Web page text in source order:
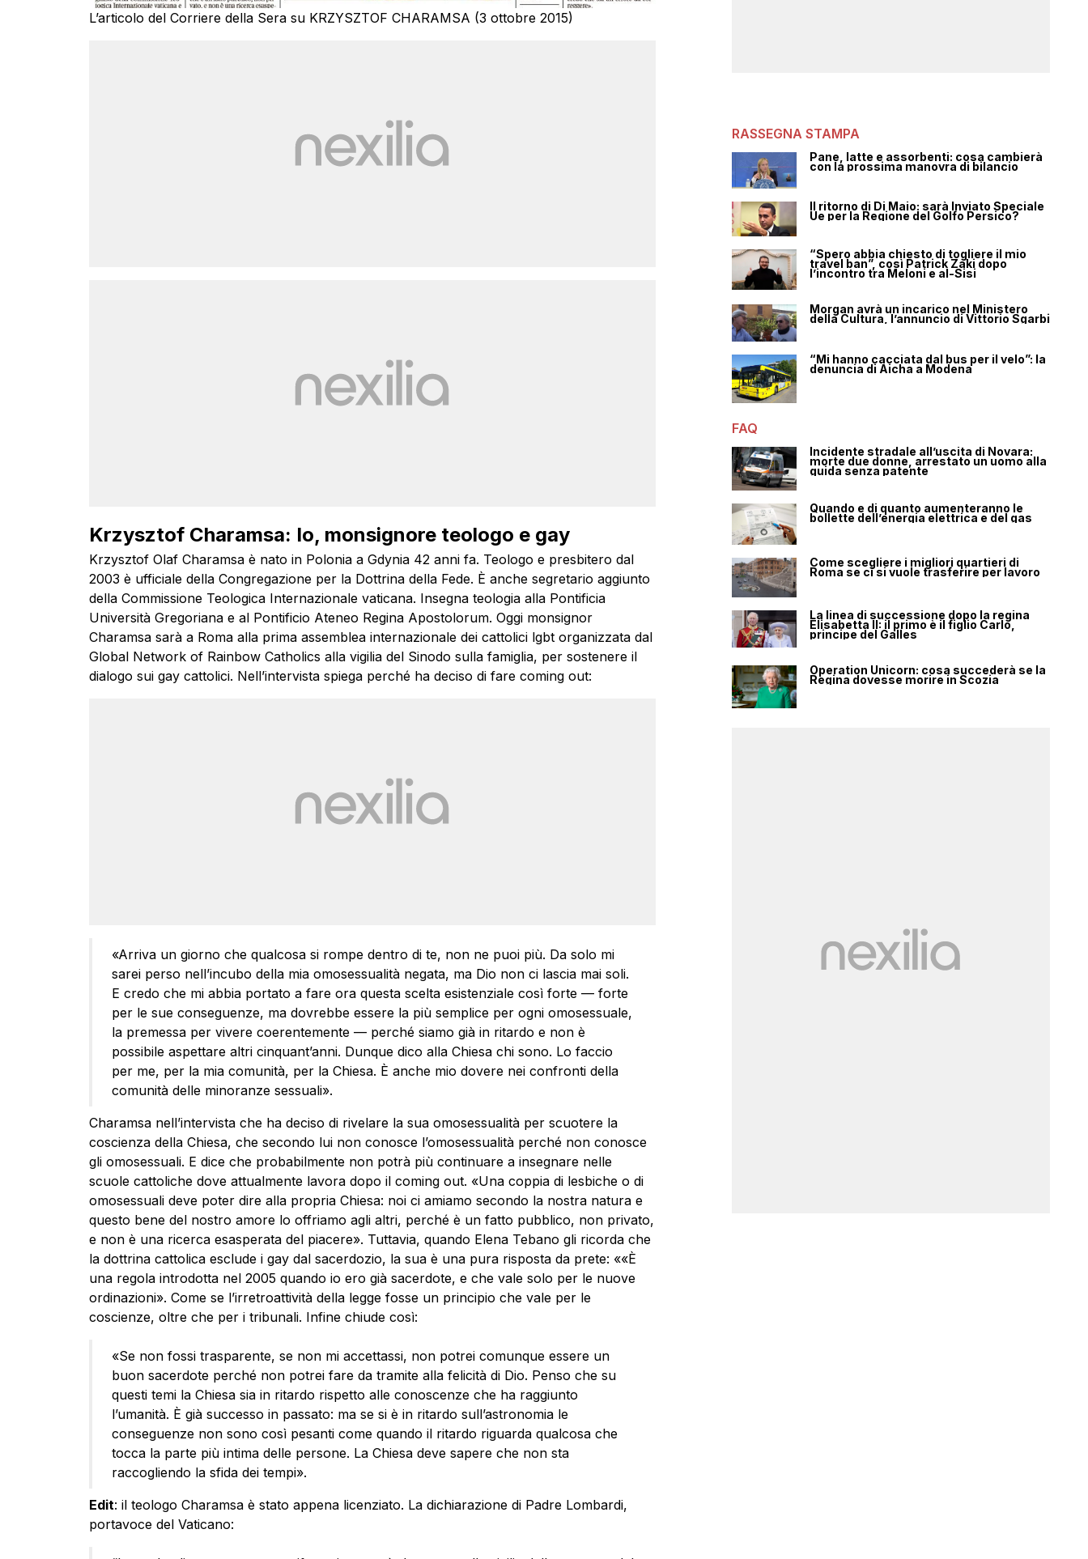
L’articolo del Corriere della Sera su KRZYSZTOF CHARAMSA (3 ottobre 2015)
Krzysztof Charamsa: Io, monsignore teologo e gay
Krzysztof Olaf Charamsa è nato in Polonia a Gdynia 42 anni fa. Teologo e presbitero dal
2003 è ufficiale della Congregazione per la Dottrina della Fede. È anche segretario aggiunto
della Commissione Teologica Internazionale vaticana. Insegna teologia alla Pontificia
Università Gregoriana e al Pontificio Ateneo Regina Apostolorum. Oggi monsignor
Charamsa sarà a Roma alla prima assemblea internazionale dei cattolici lgbt organizzata dal
Global Network of Rainbow Catholics alla vigilia del Sinodo sulla famiglia, per sostenere il
dialogo sui gay cattolici. Nell’intervista spiega perché ha deciso di fare coming out:
«Arriva un giorno che qualcosa si rompe dentro di te, non ne puoi più. Da solo mi
sarei perso nell’incubo della mia omosessualità negata, ma Dio non ci lascia mai soli.
E credo che mi abbia portato a fare ora questa scelta esistenziale così forte — forte
per le sue conseguenze, ma dovrebbe essere la più semplice per ogni omosessuale,
la premessa per vivere coerentemente — perché siamo già in ritardo e non è
possibile aspettare altri cinquant’anni. Dunque dico alla Chiesa chi sono. Lo faccio
per me, per la mia comunità, per la Chiesa. È anche mio dovere nei confronti della
comunità delle minoranze sessuali».
Charamsa nell’intervista che ha deciso di rivelare la sua omosessualità per scuotere la
coscienza della Chiesa, che secondo lui non conosce l’omosessualità perché non conosce
gli omosessuali. E dice che probabilmente non potrà più continuare a insegnare nelle
scuole cattoliche dove attualmente lavora dopo il coming out. «Una coppia di lesbiche o di
omosessuali deve poter dire alla propria Chiesa: noi ci amiamo secondo la nostra natura e
questo bene del nostro amore lo offriamo agli altri, perché è un fatto pubblico, non privato,
e non è una ricerca esasperata del piacere». Tuttavia, quando Elena Tebano gli ricorda che
la dottrina cattolica esclude i gay dal sacerdozio, la sua è una pura risposta da prete: ««È
una regola introdotta nel 2005 quando io ero già sacerdote, e che vale solo per le nuove
ordinazioni». Come se l’irretroattività della legge fosse un principio che vale per le
coscienze, oltre che per i tribunali. Infine chiude così:
«Se non fossi trasparente, se non mi accettassi, non potrei comunque essere un
buon sacerdote perché non potrei fare da tramite alla felicità di Dio. Penso che su
questi temi la Chiesa sia in ritardo rispetto alle conoscenze che ha raggiunto
l’umanità. È già successo in passato: ma se si è in ritardo sull’astronomia le
conseguenze non sono così pesanti come quando il ritardo riguarda qualcosa che
tocca la parte più intima delle persone. La Chiesa deve sapere che non sta
raccogliendo la sfida dei tempi».
Edit: il teologo Charamsa è stato appena licenziato. La dichiarazione di Padre Lombardi,
portavoce del Vaticano:
RASSEGNA STAMPA
Pane, latte e assorbenti: cosa cambierà
con la prossima manovra di bilancio
Il ritorno di Di Maio: sarà Inviato Speciale
Ue per la Regione del Golfo Persico?
“Spero abbia chiesto di togliere il mio
travel ban”, così Patrick Zaki dopo
l’incontro tra Meloni e al-Sisi
Morgan avrà un incarico nel Ministero
della Cultura, l’annuncio di Vittorio Sgarbi
“Mi hanno cacciata dal bus per il velo”: la
denuncia di Aicha a Modena
FAQ
Incidente stradale all’uscita di Novara:
morte due donne, arrestato un uomo alla
guida senza patente
Quando e di quanto aumenteranno le
bollette dell’energia elettrica e del gas
Come scegliere i migliori quartieri di
Roma se ci si vuole trasferire per lavoro
La linea di successione dopo la regina
Elisabetta II: il primo è il figlio Carlo,
principe del Galles
Operation Unicorn: cosa succederà se la
Regina dovesse morire in Scozia